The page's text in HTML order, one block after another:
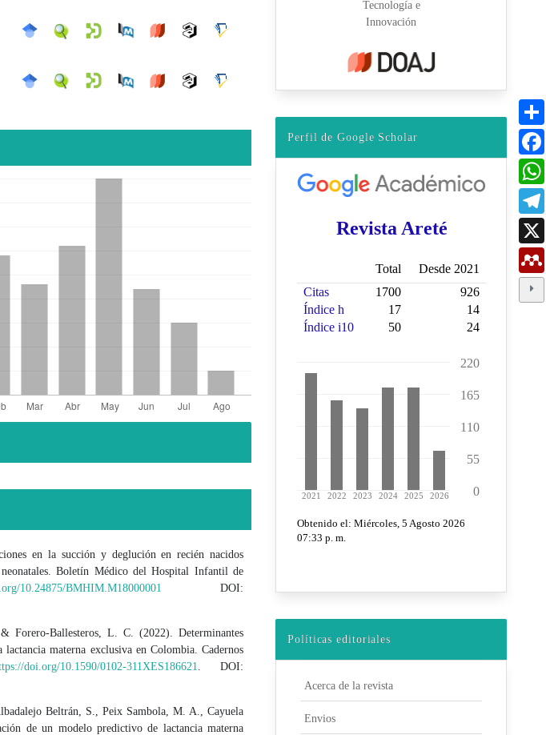
en la succión y deglución en recién nacidos
Boletín Médico del Hospital Infantil de
10.24875/BMHIM.M18000001
DOI:
Forero-Ballesteros, L. C. (2022). Determinantes
materna exclusiva en Colombia. Cadernos
doi.org/10.1590/0102-311XES186621
. DOI:
Beltrán, S., Peix Sambola, M. A., Cayuela
de un modelo predictivo de lactancia materna
Perfil de Google Scholar
Políticas editoriales
Acerca de la revista
Envios